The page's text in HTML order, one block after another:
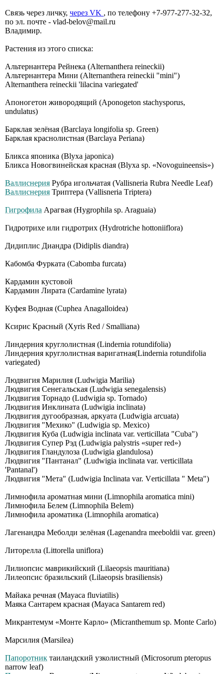
Связь через личку, через VK , по телефону +7-977-277-32-32,
по эл. почте - vlad-belov@mail.ru
Владимир.
Растения из этого списка:
Альтернантера Рейнека (Alternanthera reineckii)
Альтернантера Мини (Alternanthera reineckii "mini")
Alternanthera reineckii 'lilacina variegated'
Апоногетон живородящий (Aponogeton stachysporus,
undulatus)
Барклая зелёная (Barclaya longifolia sp. Green)
Барклая краснолистная (Barclaya Periana)
Бликса японика (Blyxa japonica)
Бликса Новогвинейская красная (Blyxa sp. «Novoguineensis»)
Валлиснерия Рубра игольчатая (Vallisneria Rubrа Nееdlе Lеаf)
Валлиснерия Триптера (Vаllisnеriа Тriрtеrа)
Гигрофила Арагвая (Hygrophila sp. Araguaia)
Гидротрихе или гидротрих (Hydrotriche hottoniiflora)
Дидиплис Диандра (Didiplis diandra)
Кабомба Фурката (Cabomba furcata)
Кардамин кустовой
Кардамин Лирата (Cardamine lyrata)
Куфея Водная (Сuрhеа Аnаgаllоidеа)
Ксирис Красный (Xyris Red / Smalliana)
Линдерния круглолистная (Lindernia rotundifolia)
Линдерния круглолистная варигатная(Lindernia rotundifolia
variegated)
Людвигия Марилия (Ludwigia Marilia)
Людвигия Сенегальская (Ludwigia senegalensis)
Людвигия Торнадо (Ludwigia sp. Tornado)
Людвигия Инклината (Ludwigia inclinata)
Людвигия дугообразная, аркуата (Ludwigia arcuata)
Людвигия "Мехико" (Ludwigia sp. Mexico)
Людвигия Куба (Ludwigia inclinata var. verticillata "Cuba")
Людвигия Супер Рэд (Ludwigia palystris «super red»)
Людвигия Гландулоза (Ludwigia glandulosa)
Людвигия "Пантанал" (Ludwigia inclinata var. verticillata
'Pantanal')
Людвигия "Мета" (Ludwigiа Inсlinаtа vаr. Vеrtiсillаtа " Меtа")
Лимнофила ароматная мини (Limnophila aromatica mini)
Лимнофила Белем (Limnophila Belem)
Лимнофила ароматика (Limnophila aromatica)
Лагенандра Меболди зелёная (Lagenandra meeboldii var. green)
Литорелла (Littorella uniflora)
Лилиопсис маврикийский (Lilaeopsis mauritiana)
Лилеопсис бразильский (Lilaeopsis brasiliensis)
Майака речная (Mayaca fluviatilis)
Маяка Сантарем красная (Mayaca Santarem red)
Микрантемум «Монте Карло» (Micranthemum sp. Monte Carlo)
Марсилия (Marsilea)
Папоротник таиландский узколистный (Мiсrоsоrum рtеrорus
nаrrоw lеаf)